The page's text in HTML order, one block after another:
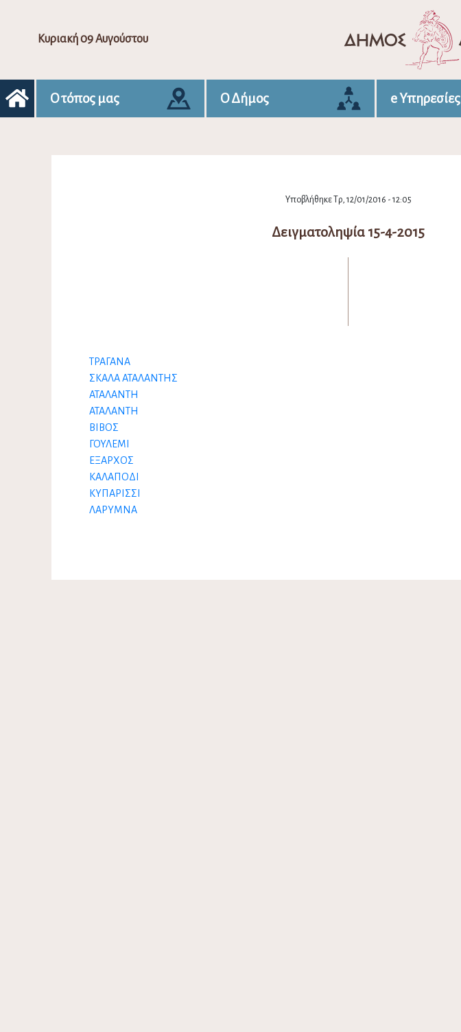
Κυριακή 09 Αυγούστου
Ο τόπος μας Ο Δήμος e Υπηρεσίες
Υποβλήθηκε Τρ, 12/01/2016 - 12:05
Δειγματοληψία 15-4-2015
ΤΡΑΓΑΝΑ
ΣΚΑΛΑ ΑΤΑΛΑΝΤΗΣ
ΑΤΑΛΑΝΤΗ
ΑΤΑΛΑΝΤΗ
ΒΙΒΟΣ
ΓΟΥΛΕΜΙ
ΕΞΑΡΧΟΣ
ΚΑΛΑΠΟΔΙ
ΚΥΠΑΡΙΣΣΙ
ΛΑΡΥΜΝΑ